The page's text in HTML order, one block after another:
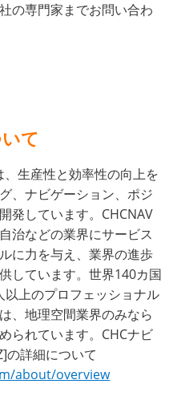
の専門家までお問い合わ
て
生産性と効率性の向上を
、ナビゲーション、ポジ
発しています。CHCNAV
治などの業界にサービス
に力を与え、業界の進歩
しています。世界140カ国
上のプロフェッショナル
、地理空間業界のみなら
られています。CHCナビ
の詳細について
about/overview